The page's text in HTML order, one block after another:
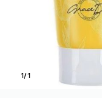
1/1